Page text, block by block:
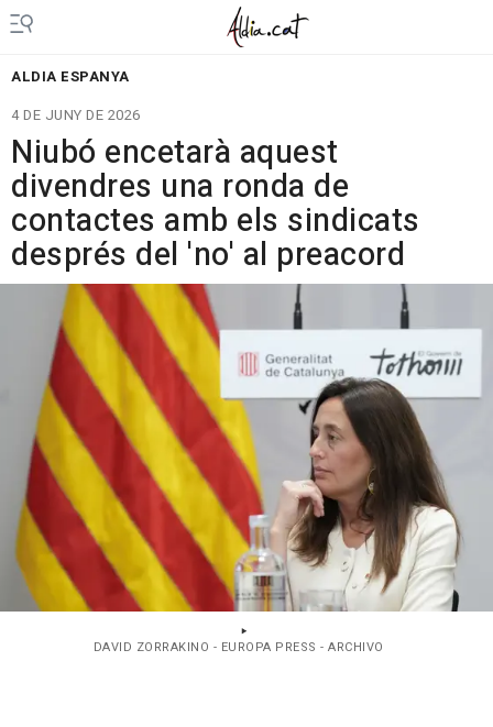
ALDIA ESPANYA
4 DE JUNY DE 2026
Niubó encetarà aquest
divendres una ronda de
contactes amb els sindicats
després del 'no' al preacord
DAVID ZORRAKINO - EUROPA PRESS - ARCHIVO